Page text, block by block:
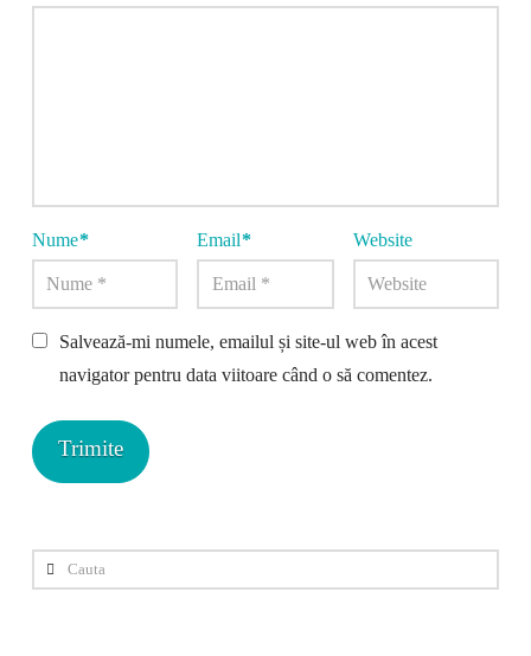
Nume* Email* Website
Salvează-mi numele, emailul și site-ul web în acest
navigator pentru data viitoare când o să comentez.
Cauta